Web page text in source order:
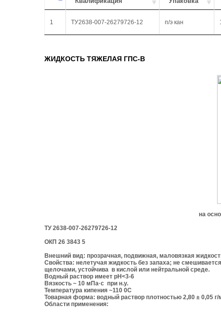
1 ТУ2638-007-26279726-12 п/э кан
ЖИДКОСТЬ ТЯЖЕЛАЯ ГПС-В
на
ТУ 2638-007-26279726-12
ОКП 26 3843 5
Внешний вид: прозрачная, подвижная, маловязкая
Свойства: нелетучая жидкость без запаха; не
щелочами, устойчива в кислой или нейтральной среде.
Водный раствор имеет pH<3-6
Вязкость ~ 10 мПа·с при н.у.
Температура кипения ~110 0С
Товарная форма: водный раствор плотностью 2,80 ± 0,05
Области применения: